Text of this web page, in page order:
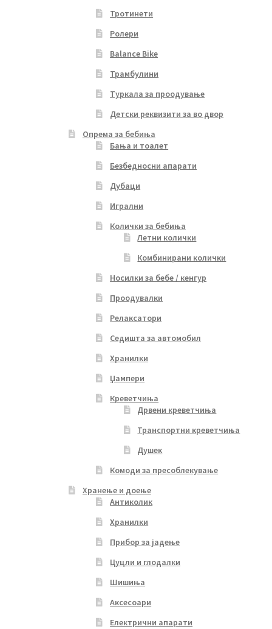
Тротинети
Ролери
Balance Bike
Трамбулини
Туркала за проодување
Детски реквизити за во двор
Опрема за бебиња
Бања и тоалет
Безбедносни апарати
Дубаци
Игрални
Колички за бебиња
Летни колички
Комбинирани колички
Носилки за бебе / кенгур
Проодувалки
Релаксатори
Седишта за автомобил
Хранилки
Џампери
Креветчиња
Дрвени креветчиња
Транспортни креветчиња
Душек
Комоди за пресоблекување
Хранење и доење
Антиколик
Хранилки
Прибор за јадење
Цуцли и глодалки
Шишиња
Аксесоари
Електрични апарати